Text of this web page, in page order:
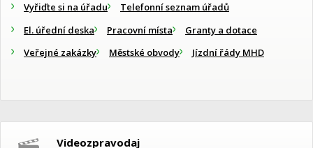
Vyřiďte si na úřadu
Telefonní seznam úřadů
El. úřední deska
Pracovní místa
Granty a dotace
Veřejné zakázky
Městské obvody Jízdní řády MHD
Videozpravodaj